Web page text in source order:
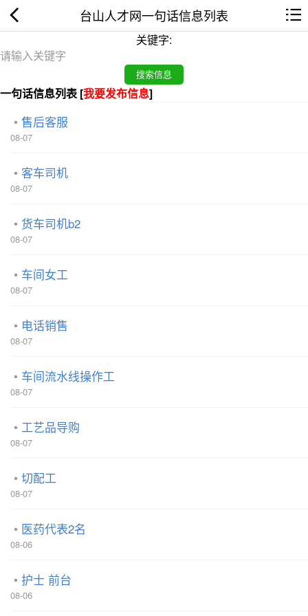
台山人才网一句话信息列表
关键字:
一句话信息列表 [我要发布信息]
售后客服
08-07
客车司机
08-07
货车司机b2
08-07
车间女工
08-07
电话销售
08-07
车间流水线操作工
08-07
工艺品导购
08-07
切配工
08-07
医药代表2名
08-06
护士 前台
08-06